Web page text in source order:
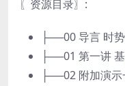
〖资源目录〗:
├──00 导言 时
├──01 第一讲
├──02 附加演